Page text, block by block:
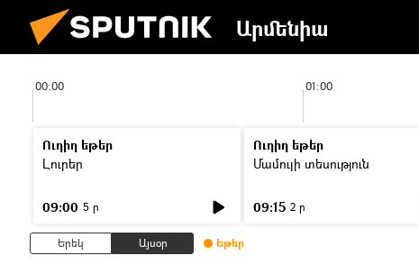
Արմենիա
00:00 01:00
Ուղիղ եթեր
Լուրեր
09:00 5 ր
Ուղիղ եթեր
Մամուլի տեսություն
09:15 2 ր
Երեկ Այսօր Եթեր